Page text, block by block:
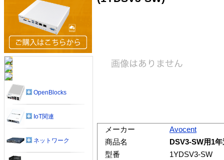
メーカー
Avocent
商品名
DSV3-SW用1
型番
1YDSV3-SW
OpenBlocks
IoT関連
ネットワーク